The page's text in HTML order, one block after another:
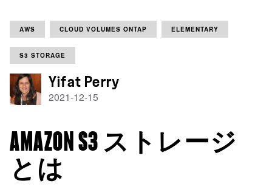
AWS CLOUD VOLUMES ONTAP ELEMENTARY
S3 STORAGE
Yifat Perry
2021-12-15
AMAZON S3 ストレージ
とは